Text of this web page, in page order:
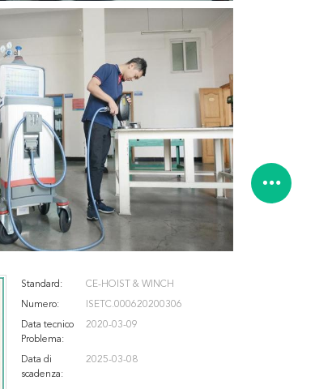
Standard: CE-HOIST & WINCH
Numero: ISETC.000620200306
Data tecnico
Problema:
2020-03-09
Data di
scadenza:
2025-03-08